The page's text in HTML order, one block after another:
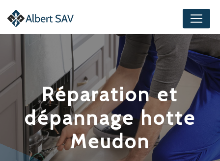
réparation et
dépannage hotte
Meudon